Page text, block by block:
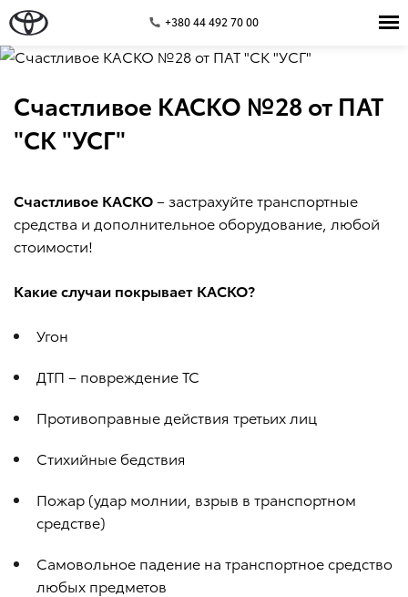
+380 44 492 70 00
Счастливое КАСКО №28 от ПАТ
"СК "УСГ"
Счастливое КАСКО– застрахуйте транспортные
средства и дополнительное оборудование, любой
стоимости!
Какие случаи покрывает КАСКО?
Угон
ДТП – повреждение ТС
Противоправные действия третьих лиц
Стихийные бедствия
Пожар (удар молнии, взрыв в транспортном
средстве)
Самовольное падение на транспортное средство
любых предметов